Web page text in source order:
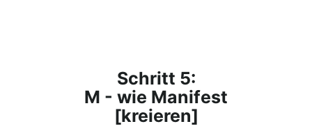
Schritt 5:
M - wie Manifest
[kreieren]